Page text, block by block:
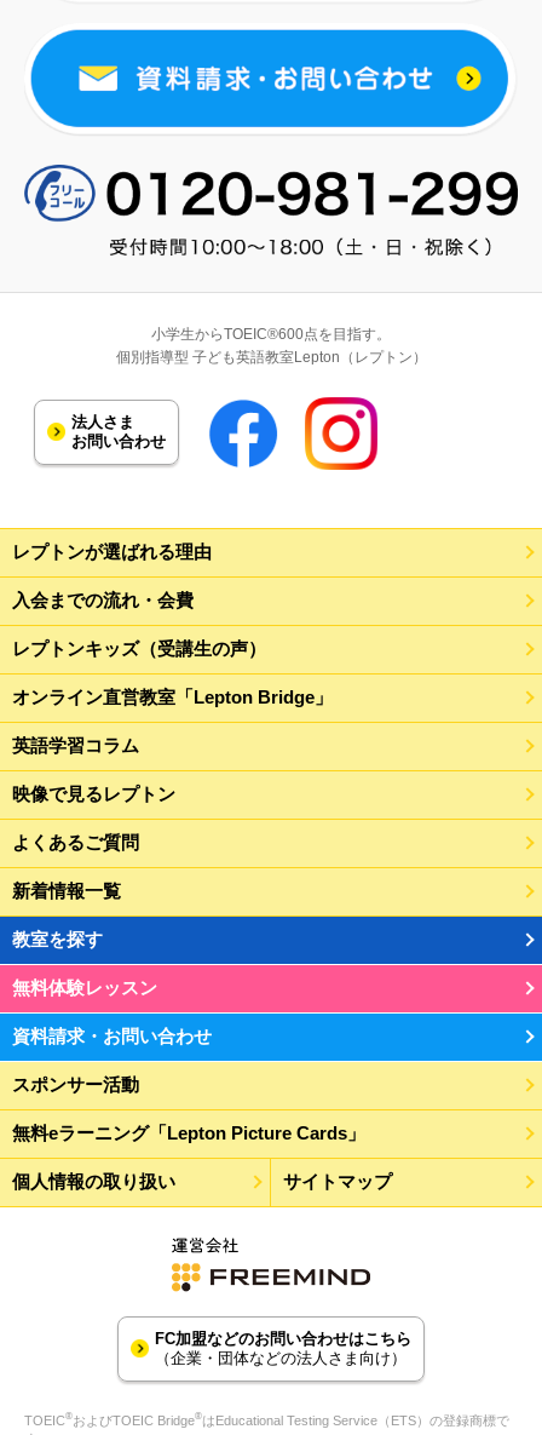
小学生からTOEIC®600点を目指す。
個別指導型 子ども英語教室Lepton（レプトン）
法人さま
お問い合わせ
レプトンが選ばれる理由
入会までの流れ・会費
レプトンキッズ（受講生の声）
オンライン直営教室「Lepton Bridge」
英語学習コラム
映像で見るレプトン
よくあるご質問
新着情報一覧
教室を探す
無料体験レッスン
資料請求・お問い合わせ
スポンサー活動
無料eラーニング「Lepton Picture Cards」
個人情報の取り扱い サイトマップ
FC加盟などのお問い合わせはこちら
（企業・団体などの法人さま向け）
TOEIC®およびTOEIC Bridge®はEducational Testing Service（ETS）の登録商標で